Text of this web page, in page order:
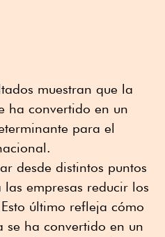
muestran que la
ha convertido en un
para el
desde distintos puntos
empresas reducir los
último refleja cómo
se ha convertido en un